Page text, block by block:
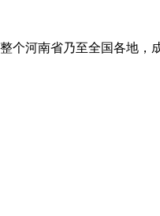
个河南省乃至全国各地，